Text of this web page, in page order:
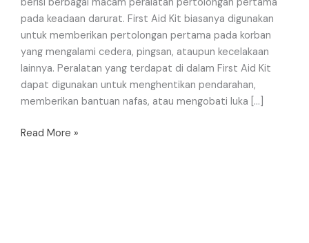
berisi berbagai macam peralatan pertolongan pertama
pada keadaan darurat. First Aid Kit biasanya digunakan
untuk memberikan pertolongan pertama pada korban
yang mengalami cedera, pingsan, ataupun kecelakaan
lainnya. Peralatan yang terdapat di dalam First Aid Kit
dapat digunakan untuk menghentikan pendarahan,
memberikan bantuan nafas, atau mengobati luka […]
Read More »